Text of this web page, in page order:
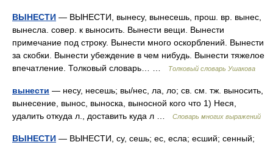
ВЫНЕСТИ — ВЫНЕСТИ, вынесу, вынесешь, прош. вр. вынес,
вынесла. совер. к выносить. Вынести вещи. Вынести
примечание под строку. Вынести много оскорблений. Вынести
за скобки. Вынести убеждение в чем нибудь. Вынести тяжелое
впечатление. Толковый словарь… …
Толковый словарь Ушакова
вынести — несу, несешь; вы/нес, ла, ло; св. см. тж. выносить,
вынесение, вынос, выноска, выносной кого что 1) Неся,
удалить откуда л., доставить куда л …
Словарь многих выражений
ВЫНЕСТИ — ВЫНЕСТИ, су, сешь; ес, есла; есший; сенный;